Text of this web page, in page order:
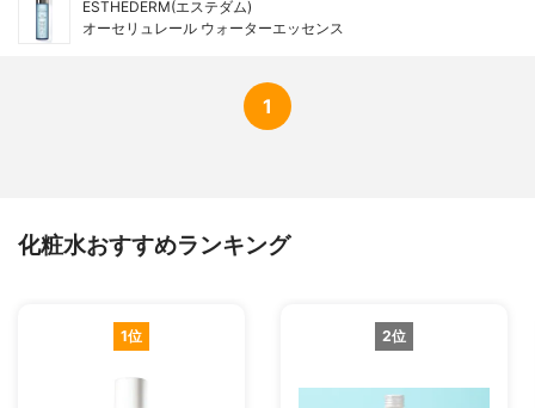
ESTHEDERM(エステダム)
オーセリュレール ウォーターエッセンス
1
化粧水おすすめランキング
1位 2位